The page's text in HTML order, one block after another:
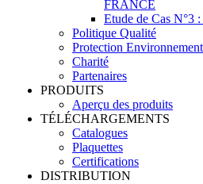
FRANCE
Etude de Cas
Politique Qualité
Protection
Charité
Partenaires
PRODUITS
Aperçu des produits
TÉLÉCHARGEMENTS
Catalogues
Plaquettes
Certifications
DISTRIBUTION